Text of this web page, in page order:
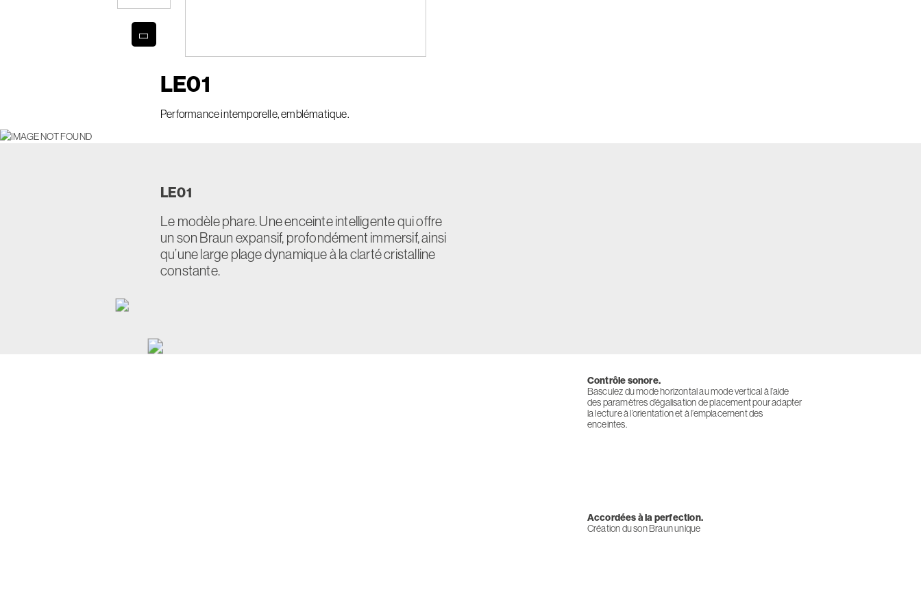
LE01
Performance intemporelle, emblématique.
LE01
Le modèle phare. Une enceinte intelligente qui offre
un son Braun expansif, profondément immersif, ainsi
qu’une large plage dynamique à la clarté cristalline
constante.
Contrôle sonore.
Basculez du mode horizontal au mode vertical à l’aide
des paramètres d’égalisation de placement pour adapter
la lecture à l’orientation et à l’emplacement des
enceintes.
Accordées à la perfection.
Création du son Braun unique